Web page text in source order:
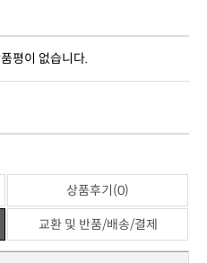
평이 없습니다.
상품후기(0)
교환 및 반품/배송/결제